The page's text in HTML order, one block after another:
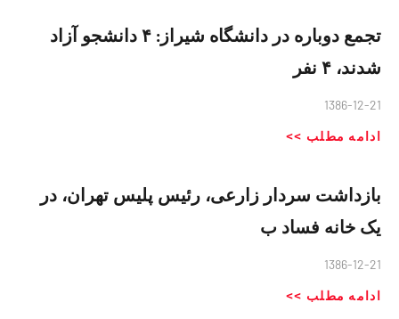
تجمع دوباره در دانشگاه شیراز: ۴ دانشجو آزاد
شدند، ۴ نفر
1386-12-21
ادامه مطلب >>
بازداشت سردار زارعی، رئیس پلیس تهران، در
یک خانه فساد ب
1386-12-21
ادامه مطلب >>